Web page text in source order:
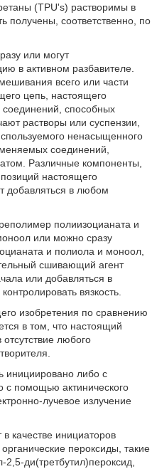
(TPU's) растворимы в
получены, соответственно, по
или могут
в активном разбавителе.
всего или части
цепь, настоящего
способных
растворы или суспензии,
ненасыщенного
соединений,
Различные компоненты,
настоящего
добавляться в любом
полиизоцианата и
или можно сразу
и полиола и моноол,
сшивающий агент
или добавляться в
вязкость.
изобретения по сравнению
в том, что настоящий
любого
инициировано либо с
с помощью актинического
лучевое излучение
качестве инициаторов
пероксиды, такие
ди(третбутил)пероксид,